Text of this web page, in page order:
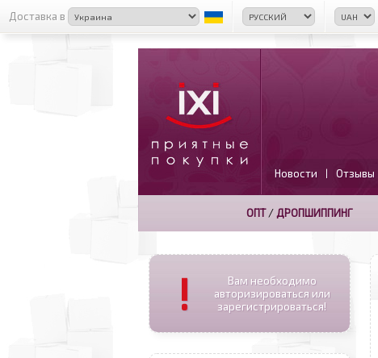
Доставка в
Новости | Отзывы
ОПТ/ ДРОПШИППИНГ
!
Вам необходимо
авторизироваться или
зарегистрироваться!